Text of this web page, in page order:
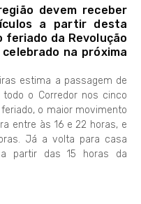
devem receber
a partir desta
da Revolução
na próxima
estima a passagem de
o Corredor nos cinco
o maior movimento
entre às 16 e 22 horas, e
Já a volta para casa
partir das 15 horas da